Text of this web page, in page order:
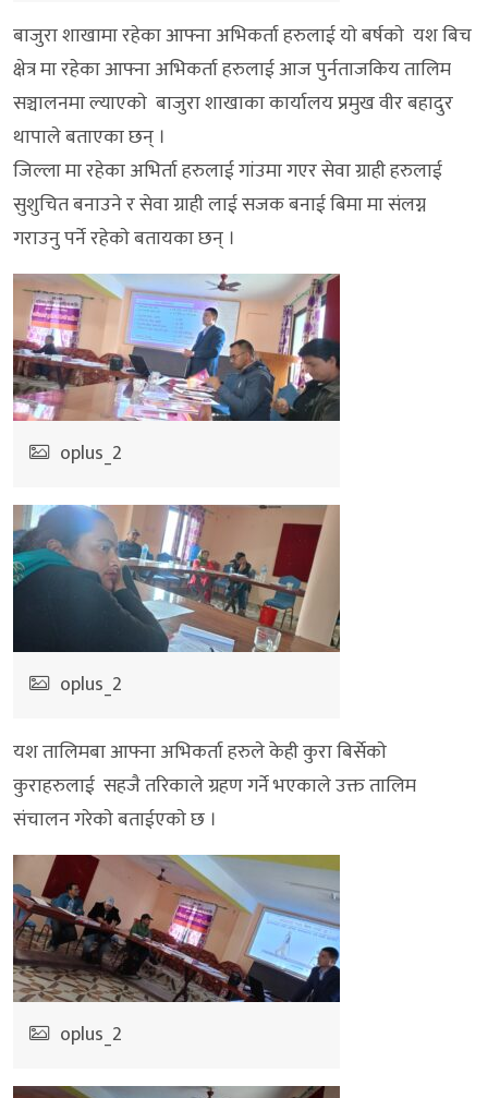
बाजुरा शाखामा रहेका आफ्ना अभिकर्ता हरुलाई याे बर्षकाे यश बिच
क्षेत्र मा रहेका आफ्ना अभिकर्ता हरुलाई आज पुर्नताजकिय तालिम
सञ्चालनमा ल्याएकाे बाजुरा शाखाका कार्यालय प्रमुख वीर बहादुर
थापाले बताएका छन् ।
जिल्ला मा रहेका अभिर्ता हरुलाई गांउमा गएर सेवा ग्राही हरुलाई
सुशुचित बनाउने र सेवा ग्राही लाई सजक बनाई बिमा मा संलग्न
गराउनु पर्ने रहेकाे बतायका छन् ।
oplus_2
oplus_2
यश तालिमबा आफ्ना अभिकर्ता हरुले केही कुरा बिर्सेकाे
कुराहरुलाई सहजै तरिकाले ग्रहण गर्ने भएकाले उक्त तालिम
संचालन गरेकाे बताईएकाे छ ।
oplus_2